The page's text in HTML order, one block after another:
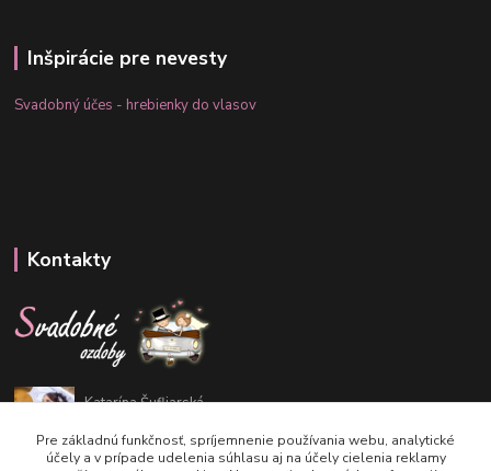
Inšpirácie pre nevesty
Svadobný účes - hrebienky do vlasov
Kontakty
Katarína Šufliarská
Pre základnú funkčnosť, spríjemnenie používania webu, analytické
účely a v prípade udelenia súhlasu aj na účely cielenia reklamy